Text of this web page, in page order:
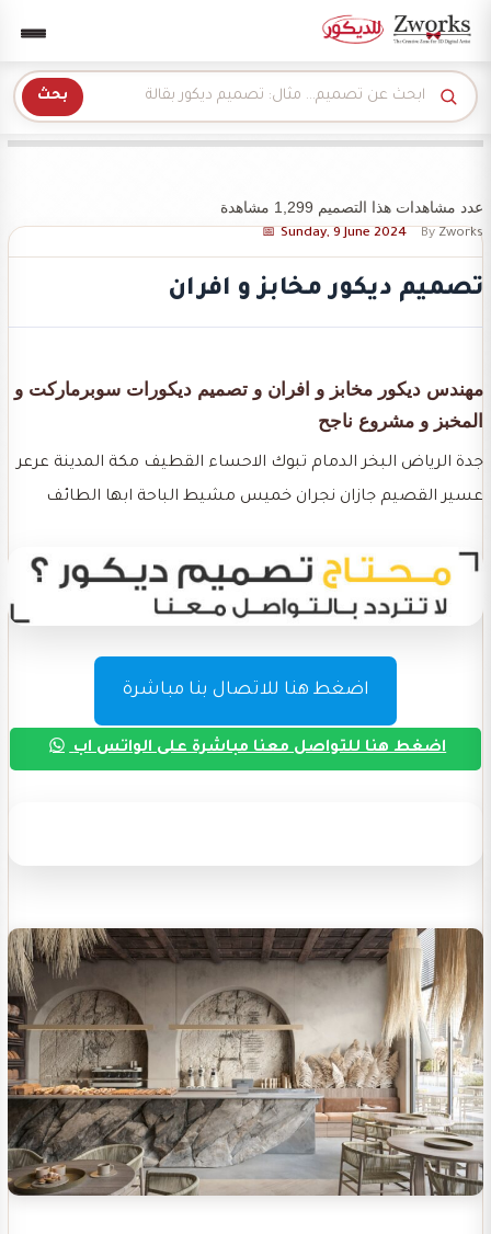
عدد مشاهدات هذا التصميم 1,299 مشاهدة
Sunday, 9 June 2024 By Zworks
تصميم ديكور مخابز و افران
مهندس ديكور مخابز و افران و تصميم ديكورات سوبرماركت و
المخبز و مشروع ناجح
جدة الرياض البخر الدمام تبوك الاحساء القطيف مكة المدينة عرعر
عسير القصيم جازان نجران خميس مشيط الباحة ابها الطائف
اضغط هنا للاتصال بنا مباشرة
اضغط هنا للتواصل معنا مباشرة على الواتس اب
Zworks للديكور
بحث